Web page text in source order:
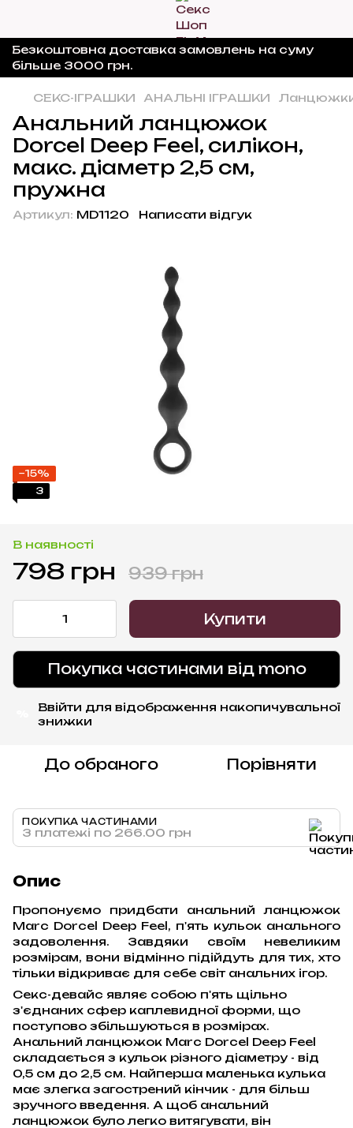
Безкоштовна доставка замовлень на суму
більше 3000 грн.
СЕКС-ІГРАШКИ АНАЛЬНІ ІГРАШКИ Ланцюжки
Анальний ланцюжок
Dorcel Deep Feel, силікон,
макс. діаметр 2,5 см,
пружна
Артикул: MD1120 Написати відгук
−15%
3
В наявності
798 грн 939 грн
Купити
Покупка частинами від mono
Ввійти для відображення накопичувальної
знижки
До обраного Порівняти
ПОКУПКА ЧАСТИНАМИ
3 платежі по 266.00 грн
Опис
Пропонуємо придбати анальний ланцюжок
Marc Dorcel Deep Feel, п'ять кульок анального
задоволення. Завдяки своїм невеликим
розмірам, вони відмінно підійдуть для тих, хто
тільки відкриває для себе світ анальних ігор.
Секс-девайс являє собою п'ять щільно
з'єднаних сфер каплевидної форми, що
поступово збільшуються в розмірах.
Анальний ланцюжок Marc Dorcel Deep Feel
складається з кульок різного діаметру - від
0,5 см до 2,5 см. Найперша маленька кулька
має злегка загострений кінчик - для більш
зручного введення. А щоб анальний
ланцюжок було легко витягувати, він